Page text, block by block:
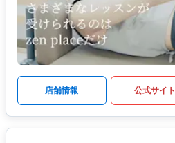
店舗情報 公式サイト